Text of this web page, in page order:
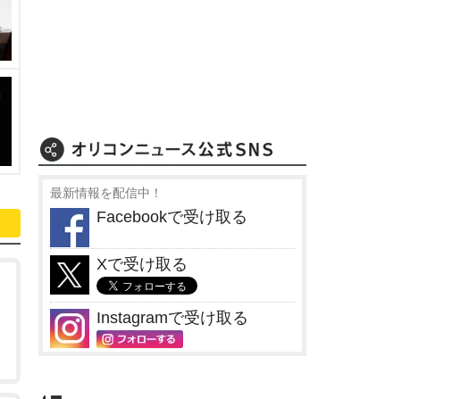
最新情報を配信中！
Facebookで受け取る
Xで受け取る
Instagramで受け取る